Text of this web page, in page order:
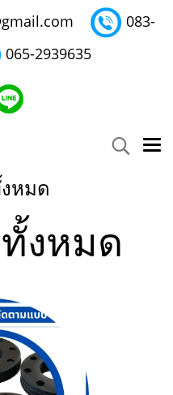
083-
065-2939635
หมด
งหมด